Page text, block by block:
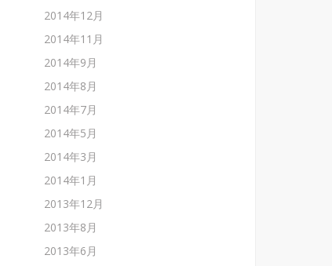
2014年12月
2014年11月
2014年9月
2014年8月
2014年7月
2014年5月
2014年3月
2014年1月
2013年12月
2013年8月
2013年6月